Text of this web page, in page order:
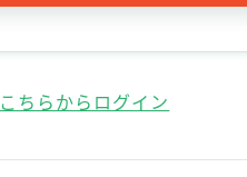
こちらからログイン